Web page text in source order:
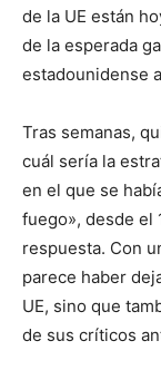
de la UE están
de la esperada
estadounidense
Tras semanas,
cuál sería la
en el que se
fuego», desde el
respuesta. Con
parece haber
UE, sino que
de sus críticos